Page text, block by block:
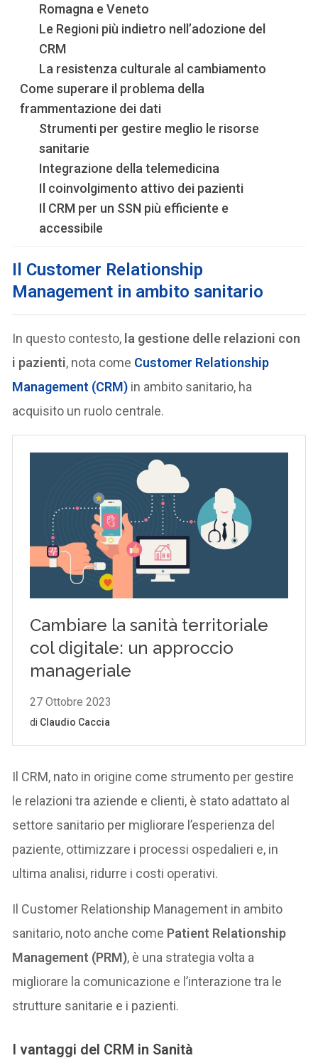
Romagna e Veneto
Le Regioni più indietro nell’adozione del
CRM
La resistenza culturale al cambiamento
Come superare il problema della
frammentazione dei dati
Strumenti per gestire meglio le risorse
sanitarie
Integrazione della telemedicina
Il coinvolgimento attivo dei pazienti
Il CRM per un SSN più efficiente e
accessibile
Il Customer Relationship
Management in ambito sanitario
In questo contesto, la gestione delle relazioni con
i pazienti, nota come Customer Relationship
Management (CRM) in ambito sanitario, ha
acquisito un ruolo centrale.
Il CRM, nato in origine come strumento per gestire
le relazioni tra aziende e clienti, è stato adattato al
settore sanitario per migliorare l’esperienza del
paziente, ottimizzare i processi ospedalieri e, in
ultima analisi, ridurre i costi operativi.
Il Customer Relationship Management in ambito
sanitario, noto anche come Patient Relationship
Management (PRM), è una strategia volta a
migliorare la comunicazione e l’interazione tra le
strutture sanitarie e i pazienti.
I vantaggi del CRM in Sanità